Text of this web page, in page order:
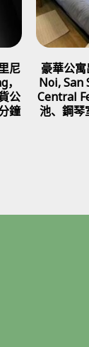
尼
公
鐘
豪華公
Noi, San
Central
池、鋼琴